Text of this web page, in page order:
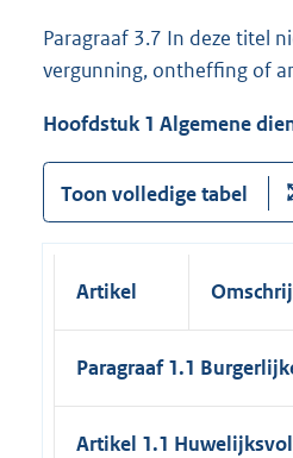
Paragraaf 3.7 In deze titel
vergunning, ontheffing of
Hoofdstuk 1 Algemene
Toon volledige tabel
Artikel
Paragraaf 1.1
Artikel 1.1